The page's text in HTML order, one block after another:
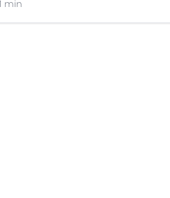
août par les bénévoles de la Table
Nîmes (Gard).
min